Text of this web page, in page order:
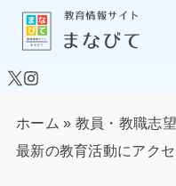
ホーム » 教員・教職志
最新の教育活動にアク